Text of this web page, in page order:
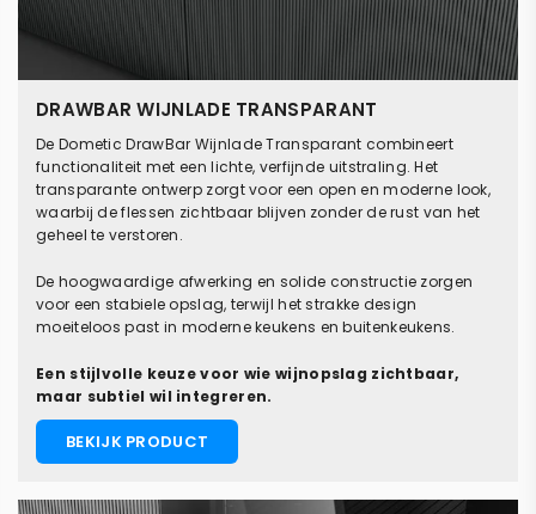
DRAWBAR WIJNLADE TRANSPARANT
De Dometic DrawBar Wijnlade Transparant combineert
functionaliteit met een lichte, verfijnde uitstraling. Het
transparante ontwerp zorgt voor een open en moderne look,
waarbij de flessen zichtbaar blijven zonder de rust van het
geheel te verstoren.
De hoogwaardige afwerking en solide constructie zorgen
voor een stabiele opslag, terwijl het strakke design
moeiteloos past in moderne keukens en buitenkeukens.
Een stijlvolle keuze voor wie wijnopslag zichtbaar,
maar subtiel wil integreren.
BEKIJK PRODUCT